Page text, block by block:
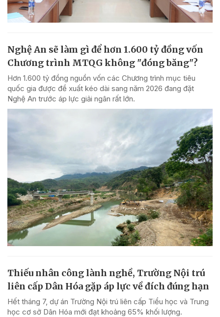
Nghệ An sẽ làm gì để hơn 1.600 tỷ đồng vốn
Chương trình MTQG không "đóng băng"?
Hơn 1.600 tỷ đồng nguồn vốn các Chương trình mục tiêu
quốc gia được đề xuất kéo dài sang năm 2026 đang đặt
Nghệ An trước áp lực giải ngân rất lớn.
Thiếu nhân công lành nghề, Trường Nội trú
liên cấp Dân Hóa gặp áp lực về đích đúng hạn
Hết tháng 7, dự án Trường Nội trú liên cấp Tiểu học và Trung
học cơ sở Dân Hóa mới đạt khoảng 65% khối lượng.